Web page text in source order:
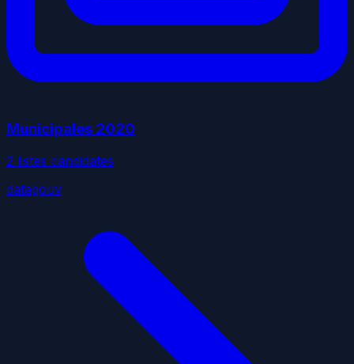
Municipales 2020
2 listes candidates
datagouv